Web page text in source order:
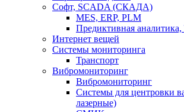
Софт, SCADA (СКАДА)
MES, ERP, PLM
Предиктивная
Интернет вещей
Системы мониторинга
Транспорт
Вибромониторинг
Вибромониторинг
Системы для центровки
лазерные)